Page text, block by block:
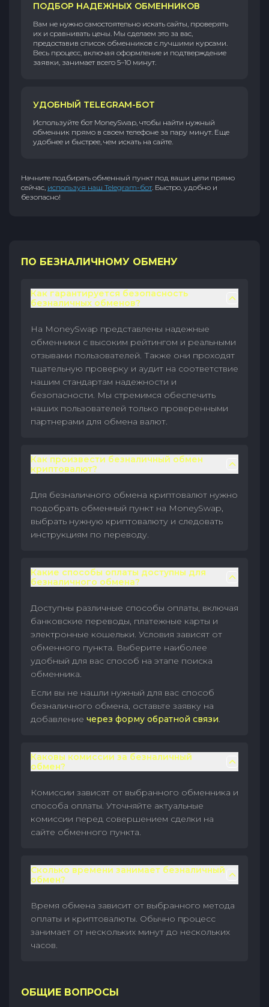
ПОДБОР НАДЕЖНЫХ ОБМЕННИКОВ
Вам не нужно самостоятельно искать сайты, проверять
их и сравнивать цены. Мы сделаем это за вас,
предоставив список обменников с лучшими курсами.
Весь процесс, включая оформление и подтверждение
заявки, занимает всего 5–10 минут.
УДОБНЫЙ TELEGRAM-БОТ
Используйте бот MoneySwap, чтобы найти нужный
обменник прямо в своем телефоне за пару минут. Еще
удобнее и быстрее, чем искать на сайте.
Начните подбирать обменный пункт под ваши цели прямо
сейчас, используя наш Telegram-бот. Быстро, удобно и
безопасно!
ПО БЕЗНАЛИЧНОМУ ОБМЕНУ
Как гарантируется безопасность
безналичных обменов?
На MoneySwap представлены надежные
обменники с высоким рейтингом и реальными
отзывами пользователей. Также они проходят
тщательную проверку и аудит на соответствие
нашим стандартам надежности и
безопасности. Мы стремимся обеспечить
наших пользователей только проверенными
партнерами для обмена валют.
Как произвести безналичный обмен
криптовалют?
Для безналичного обмена криптовалют нужно
подобрать обменный пункт на MoneySwap,
выбрать нужную криптовалюту и следовать
инструкциям по переводу.
Какие способы оплаты доступны для
безналичного обмена?
Доступны различные способы оплаты, включая
банковские переводы, платежные карты и
электронные кошельки. Условия зависят от
обменного пункта. Выберите наиболее
удобный для вас способ на этапе поиска
обменника.
Если вы не нашли нужный для вас способ
безналичного обмена, оставьте заявку на
добавление через форму обратной связи.
Каковы комиссии за безналичный
обмен?
Комиссии зависят от выбранного обменника и
способа оплаты. Уточняйте актуальные
комиссии перед совершением сделки на
сайте обменного пункта.
Сколько времени занимает безналичный
обмен?
Время обмена зависит от выбранного метода
оплаты и криптовалюты. Обычно процесс
занимает от нескольких минут до нескольких
часов.
ОБЩИЕ ВОПРОСЫ